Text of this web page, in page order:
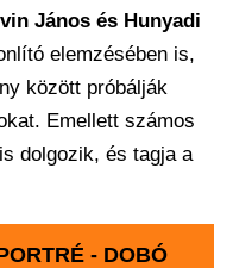
János és Hunyadi
elemzésében is,
között próbálják
Emellett számos
dolgozik, és tagja a
- DOBÓ